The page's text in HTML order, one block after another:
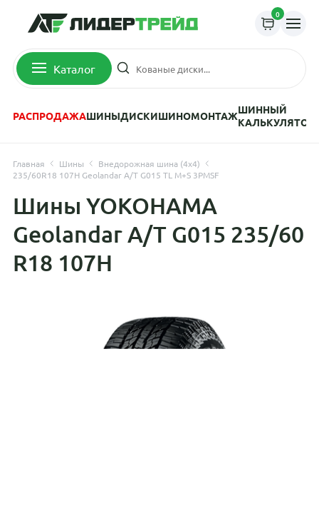
0
Каталог
РАСПРОДАЖАШИНЫДИСКИШИНОМОНТАЖШИННЫЙ
КАЛЬКУЛЯТОР
Главная Шины
Внедорожная шина (4х4)
235/60R18 107H Geolandar A/T G015 TL M+S 3PMSF
Шины YOKOHAMA
Geolandar A/T G015 235/60
R18 107H